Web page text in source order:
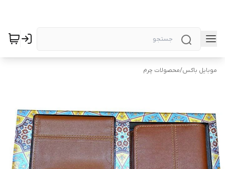
موبایل باکس/محصولات چرم